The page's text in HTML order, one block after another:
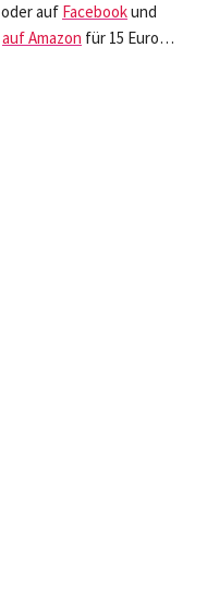
oder auf Facebookund
auf Amazon für 15 Euro…